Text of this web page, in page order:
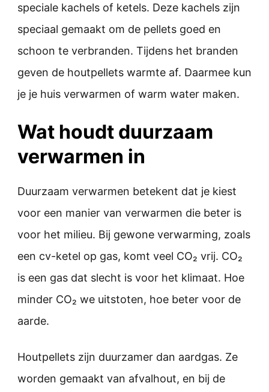
speciale kachels of ketels. Deze kachels zijn
speciaal gemaakt om de pellets goed en
schoon te verbranden. Tijdens het branden
geven de houtpellets warmte af. Daarmee kun
je je huis verwarmen of warm water maken.
Wat houdt duurzaam
verwarmen in
Duurzaam verwarmen betekent dat je kiest
voor een manier van verwarmen die beter is
voor het milieu. Bij gewone verwarming, zoals
een cv-ketel op gas, komt veel CO₂ vrij. CO₂
is een gas dat slecht is voor het klimaat. Hoe
minder CO₂ we uitstoten, hoe beter voor de
aarde.
Houtpellets zijn duurzamer dan aardgas. Ze
worden gemaakt van afvalhout, en bij de